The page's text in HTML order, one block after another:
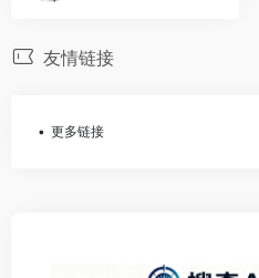
友情链接
更多链接